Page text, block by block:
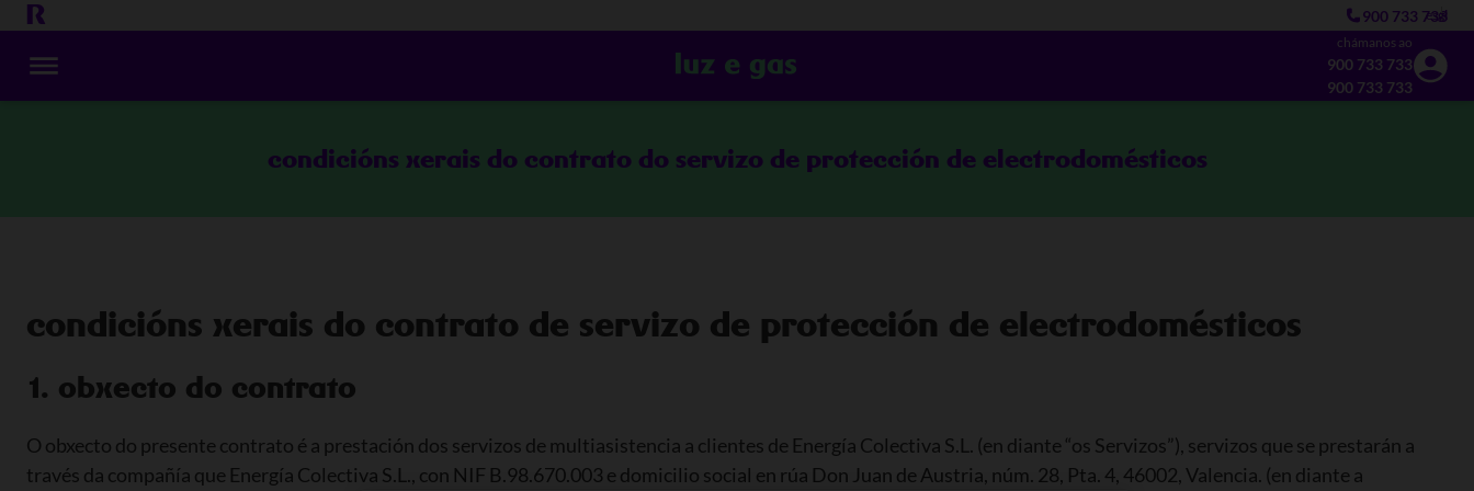
900 733 733
esgl
chámanos ao
900 733 733
900 733 733
condicións xerais do contrato do servizo de protección de electrodomésticos
condicións xerais do contrato de servizo de protección de electrodomésticos
1. obxecto do contrato
O obxecto do presente contrato é a prestación dos servizos de multiasistencia a clientes de Energía Colectiva S.L. (en diante “os Servizos”), servizos que se prestarán a
través da compañía que Energía Colectiva S.L., con NIF B.98.670.003 e domicilio social en rúa Don Juan de Austria, núm. 28, Pta. 4, 46002, Valencia. (en diante a